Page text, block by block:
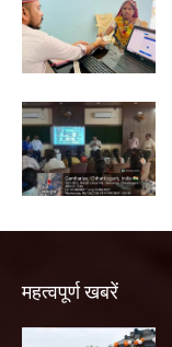
महत्वपूर्ण खबरें